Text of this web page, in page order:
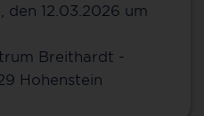
den 12.03.2026 um
Breithardt -
Hohenstein